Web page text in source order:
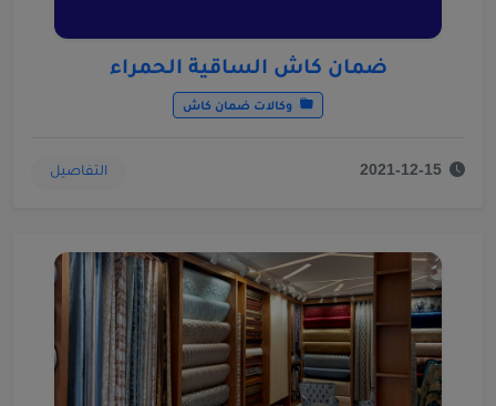
ضمان كاش الساقية الحمراء
وكالات ضمان كاش
2021-12-15 التفاصيل